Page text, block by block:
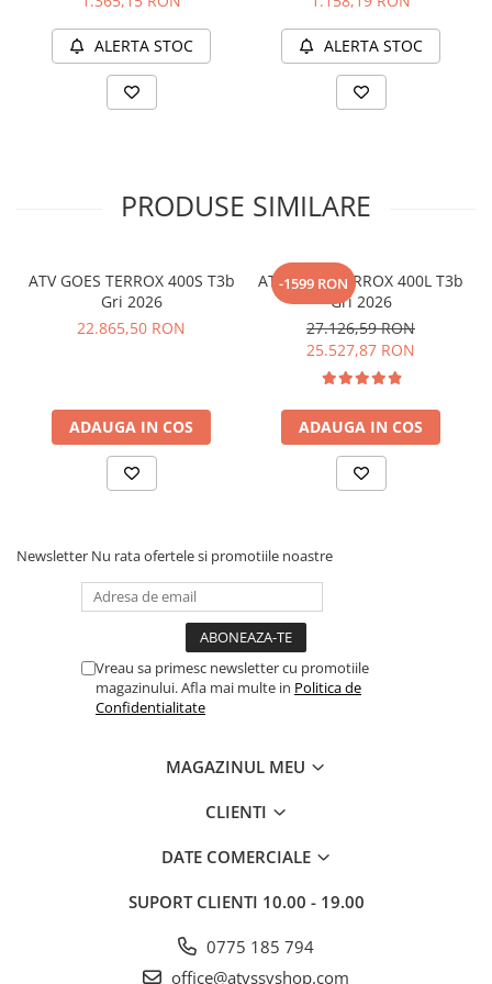
MECANICA
DIMENSIUNI
GENERAL
Motor:1 cilindru, 4 timpi
Cutie de viteze: automata CVT, H/L/N/R/P
Rezervor:18 L
Transmisie:pe cardan
Sistem pornire:Electric
Putere constructivă: 45 CP
ALERTA STOC ALERTA STOC
PRODUSE SIMILARE
ATV GOES TERROX 400S T3b
Gri 2026
22.865,50 RON
ADAUGA IN COS
-1599 RON
ATV GOES TERROX 400L T3b
Gri 2026
27.126,59 RON
25.527,87 RON
ADAUGA IN COS
Newsletter Nu rata ofertele si promotiile noastre
Vreau sa primesc newsletter cu promotiile
magazinului. Afla mai multe in Politica de
Confidentialitate
MAGAZINUL MEU
CLIENTI
DATE COMERCIALE
SUPORT CLIENTI 10.00 - 19.00
0775 185 794
office@atvssvshop.com